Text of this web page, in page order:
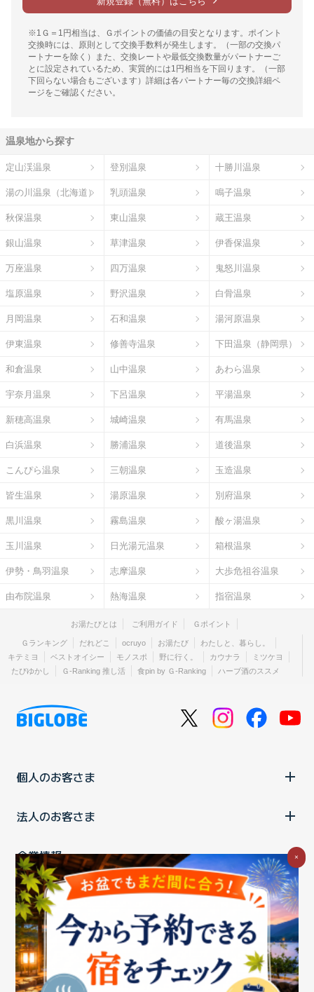
※1Ｇ＝1円相当は、Ｇポイントの価値の目安となります。ポイント
交換時には、原則として交換手数料が発生します。（一部の交換パ
ートナーを除く）また、交換レートや最低交換数量がパートナーご
とに設定されているため、実質的には1円相当を下回ります。（一部
下回らない場合もございます）詳細は各パートナー毎の交換詳細ペ
ージをご確認ください。
温泉地から探す
定山渓温泉 登別温泉 十勝川温泉
湯の川温泉（北海道） 乳頭温泉 鳴子温泉
秋保温泉 東山温泉 蔵王温泉
銀山温泉 草津温泉 伊香保温泉
万座温泉 四万温泉 鬼怒川温泉
塩原温泉 野沢温泉 白骨温泉
月岡温泉 石和温泉 湯河原温泉
伊東温泉 修善寺温泉 下田温泉（静岡県）
和倉温泉 山中温泉 あわら温泉
宇奈月温泉 下呂温泉 平湯温泉
新穂高温泉 城崎温泉 有馬温泉
白浜温泉 勝浦温泉 道後温泉
こんぴら温泉 三朝温泉 玉造温泉
皆生温泉 湯原温泉 別府温泉
黒川温泉 霧島温泉 酸ヶ湯温泉
玉川温泉 日光湯元温泉 箱根温泉
伊勢・鳥羽温泉 志摩温泉 大歩危祖谷温泉
由布院温泉 熱海温泉 指宿温泉
お湯たびとは ご利用ガイド Ｇポイント
Ｇランキング だれどこ ocruyo お湯たび
わたしと、暮らし。
キテミヨ
ベストオイシー モノスポ 野に行く。 カウナラ
ミツケヨ
たびゆかし
Ｇ-Ranking 推し活 食pin by Ｇ-Ranking ハーブ酒のススメ
個人のお客さま
法人のお客さま
企業情報
ご利用中の方
お問い合わせ消費税の表示 ウェブアクセシビリティの取り組み
個人情報保護ポリシープライバシーポータル
Cookieポリシー
特定商取引法に基づく表記情報セキュリティ基本方針
商標についてBIGLOBEトップ
×